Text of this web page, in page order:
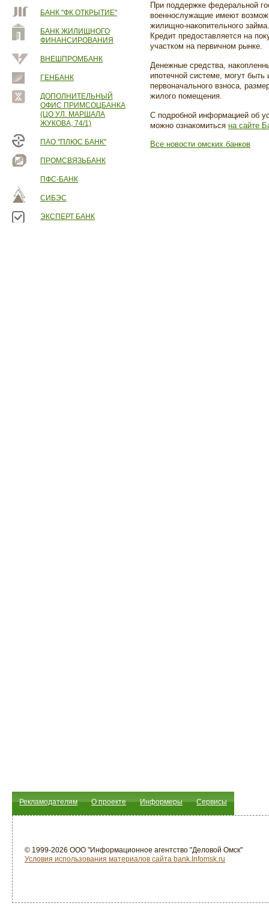
БАНК "ФК ОТКРЫТИЕ"
БАНК ЖИЛИЩНОГО
ФИНАНСИРОВАНИЯ
ВНЕШПРОМБАНК
ГЕНБАНК
ДОПОЛНИТЕЛЬНЫЙ
ОФИС ПРИМСОЦБАНКА
(ЦО УЛ. МАРШАЛА
ЖУКОВА, 74/1)
ПАО "ПЛЮС БАНК"
ПРОМСВЯЗЬБАНК
ПФС-БАНК
СИБЭС
ЭКСПЕРТ БАНК
При поддержке федеральной
военнослужащие имеют
жилищно-накопительного займа.
Кредит предоставляется на
участком на первичном рынке.
Денежные средства,
ипотечной системе, могут быть
первоначального взноса,
жилого помещения.
С подробной информацией об
можно ознакомиться на сайте
Все новости омских банков
Рекламодателям О проекте Информеры Сервисы
© 1999-2026 ООО "Информационное агентство "Деловой Омск"
Условия использования материалов сайта bank.Infomsk.ru